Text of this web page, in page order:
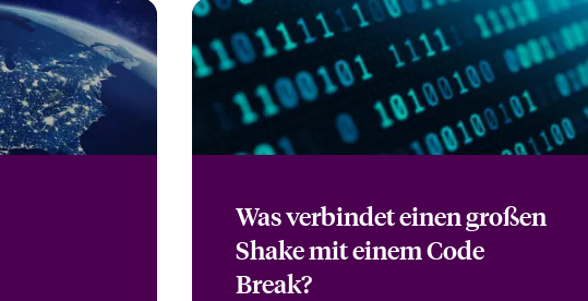
Was verbindet einen großen
Shake mit einem Code
Break?